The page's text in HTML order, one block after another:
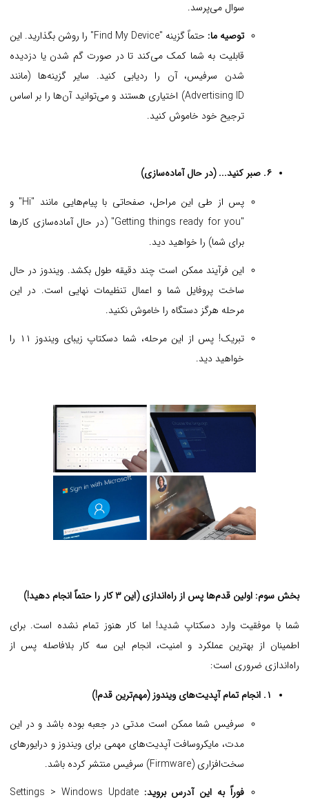
سوال می‌پرسد.
توصیه ما:
حتماً گزینه "Find My Device" را روشن بگذارید. این
قابلیت به شما کمک می‌کند تا در صورت گم شدن یا دزدیده
شدن سرفیس، آن را ردیابی کنید. سایر گزینه‌ها (مانند
Advertising ID) اختیاری هستند و می‌توانید آن‌ها را بر اساس
ترجیح خود خاموش کنید.
۶. صبر کنید... (در حال آماده‌سازی)
پس از طی این مراحل، صفحاتی با پیام‌هایی مانند "Hi" و
"Getting things ready for you" (در حال آماده‌سازی کارها
برای شما) را خواهید دید.
این فرآیند ممکن است چند دقیقه طول بکشد. ویندوز در حال
ساخت پروفایل شما و اعمال تنظیمات نهایی است. در این
مرحله هرگز دستگاه را خاموش نکنید.
تبریک! پس از این مرحله، شما دسکتاپ زیبای ویندوز ۱۱ را
خواهید دید.
بخش سوم: اولین قدم‌ها پس از راه‌اندازی (این ۳ کار را حتماً انجام دهید!)
شما با موفقیت وارد دسکتاپ شدید! اما کار هنوز تمام نشده است. برای
اطمینان از بهترین عملکرد و امنیت، انجام این سه کار بلافاصله پس از
راه‌اندازی ضروری است:
۱. انجام تمام آپدیت‌های ویندوز (مهم‌ترین قدم!)
سرفیس شما ممکن است مدتی در جعبه بوده باشد و در این
مدت، مایکروسافت آپدیت‌های مهمی برای ویندوز و درایورهای
سخت‌افزاری (Firmware) سرفیس منتشر کرده باشد.
فوراً به این آدرس بروید: Settings > Windows Update